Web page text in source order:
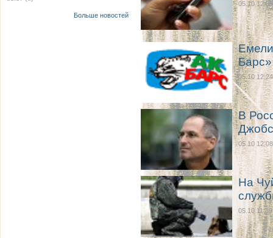
Больше новостей
05.10 12:35
Барс»
05.10 12:24
В
05.10 12:08
На
05.10 11:39